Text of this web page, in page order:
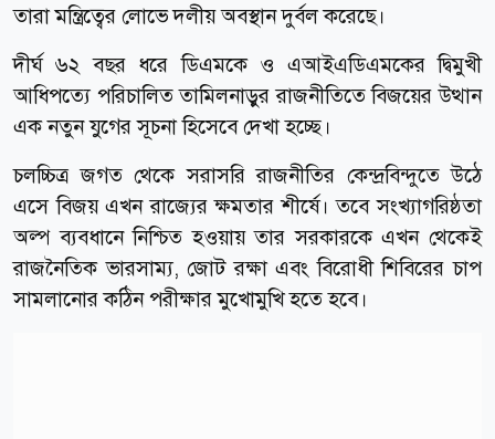
তারা মন্ত্রিত্বের লোভে দলীয় অবস্থান দুর্বল করেছে।
দীর্ঘ ৬২ বছর ধরে ডিএমকে ও এআইএডিএমকের দ্বিমুখী
আধিপত্যে পরিচালিত তামিলনাড়ুর রাজনীতিতে বিজয়ের উত্থান
এক নতুন যুগের সূচনা হিসেবে দেখা হচ্ছে।
চলচ্চিত্র জগত থেকে সরাসরি রাজনীতির কেন্দ্রবিন্দুতে উঠে
এসে বিজয় এখন রাজ্যের ক্ষমতার শীর্ষে। তবে সংখ্যাগরিষ্ঠতা
অল্প ব্যবধানে নিশ্চিত হওয়ায় তার সরকারকে এখন থেকেই
রাজনৈতিক ভারসাম্য, জোট রক্ষা এবং বিরোধী শিবিরের চাপ
সামলানোর কঠিন পরীক্ষার মুখোমুখি হতে হবে।